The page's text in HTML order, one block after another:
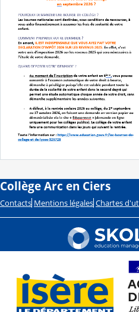
Collège Arc en Ciers
Contacts Mentions légales Chartes